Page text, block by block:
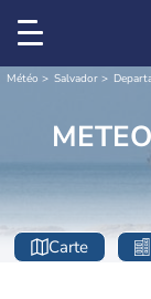
Météo Salvador
Carte